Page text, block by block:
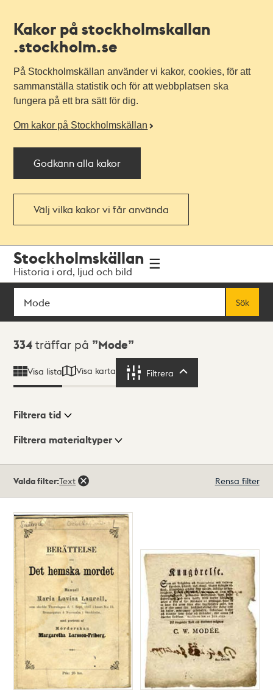
Kakor på stockholmskallan
.stockholm.se
På Stockholmskällan använder vi kakor, cookies, för att
sammanställa statistik och för att webbplatsen ska
fungera på ett bra sätt för dig.
Om kakor på Stockholmskällan
Godkänn alla kakor
Välj vilka kakor vi får använda
navigationen
huvudinnehållet
Stockholmskällan
Historia i ord, ljud och bild
Sök
Sök
Sökresultat
334 träffar på Mode
Visa lista Visa karta Filtrera
Visningsläge
Filtrera tid
Filtrera materialtyper
334träffar
Valda filter:Text Rensa filter